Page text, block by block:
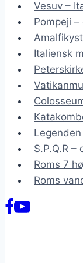
Vesuv –
Pompeji
Italiensk
S.P.Q.R
Roms 7
Roms